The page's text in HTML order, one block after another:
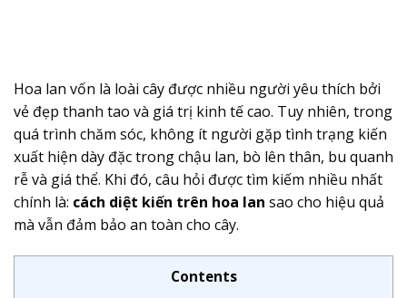
Hoa lan vốn là loài cây được nhiều người yêu thích bởi
vẻ đẹp thanh tao và giá trị kinh tế cao. Tuy nhiên, trong
quá trình chăm sóc, không ít người gặp tình trạng kiến
xuất hiện dày đặc trong chậu lan, bò lên thân, bu quanh
rễ và giá thể. Khi đó, câu hỏi được tìm kiếm nhiều nhất
chính là: cách diệt kiến trên hoa lan sao cho hiệu quả
mà vẫn đảm bảo an toàn cho cây.
Contents